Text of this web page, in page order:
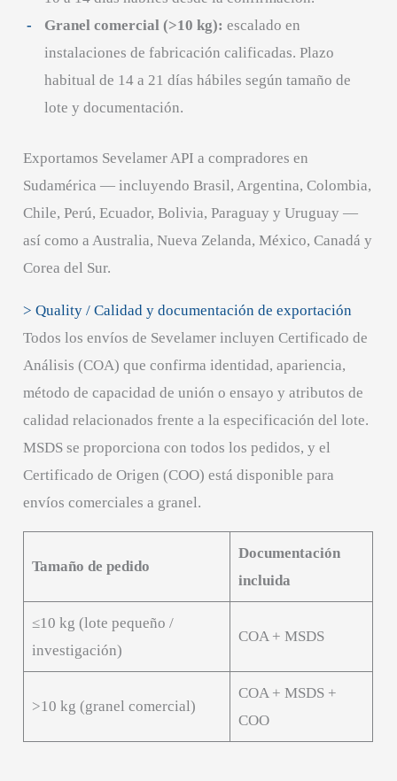
Granel comercial (>10 kg): escalado en
instalaciones de fabricación calificadas. Plazo
habitual de 14 a 21 días hábiles según tamaño de
lote y documentación.
Exportamos Sevelamer API a compradores en
Sudamérica — incluyendo Brasil, Argentina, Colombia,
Chile, Perú, Ecuador, Bolivia, Paraguay y Uruguay —
así como a Australia, Nueva Zelanda, México, Canadá y
Corea del Sur.
> Quality / Calidad y documentación de exportación
Todos los envíos de Sevelamer incluyen Certificado de
Análisis (COA) que confirma identidad, apariencia,
método de capacidad de unión o ensayo y atributos de
calidad relacionados frente a la especificación del lote.
MSDS se proporciona con todos los pedidos, y el
Certificado de Origen (COO) está disponible para
envíos comerciales a granel.
Tamaño de pedido
Documentación
incluida
≤10 kg (lote pequeño /
investigación)
COA + MSDS
>10 kg (granel comercial)
COA + MSDS +
COO